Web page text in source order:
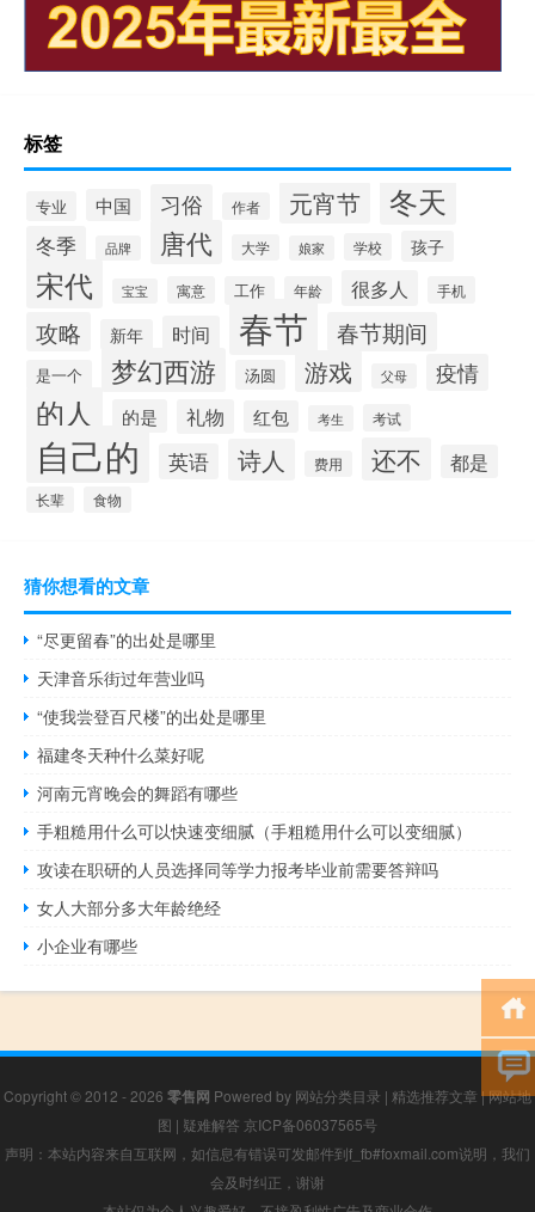
标签
专业 中国 习俗 作者 元宵节 冬天
冬季 品牌 唐代 大学 娘家 学校 孩子
宋代 宝宝 寓意 工作 年龄 很多人 手机
攻略 新年 时间 春节 春节期间
是一个 梦幻西游 汤圆 游戏 父母 疫情
的人 的是 礼物 红包 考生 考试
自己的 英语 诗人 费用 还不 都是
长辈 食物
猜你想看的文章
“尽更留春”的出处是哪里
天津音乐街过年营业吗
“使我尝登百尺楼”的出处是哪里
福建冬天种什么菜好呢
河南元宵晚会的舞蹈有哪些
手粗糙用什么可以快速变细腻（手粗糙用什么可以变细腻）
攻读在职研的人员选择同等学力报考毕业前需要答辩吗
女人大部分多大年龄绝经
小企业有哪些
Copyright © 2012 - 2026 零售网 Powered by 网站分类目录 | 精选推荐文章 |网站地
图 | 疑难解答 京ICP备06037565号
声明：本站内容来自互联网，如信息有错误可发邮件到f_fb#foxmail.com说明，我们
会及时纠正，谢谢